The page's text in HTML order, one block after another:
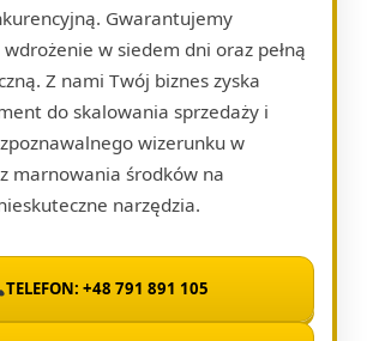
Gwarantujemy
w siedem dni oraz pełną
Z nami Twój biznes zyska
do skalowania sprzedaży i
wizerunku w
marnowania środków na
narzędzia.
TELEFON: +48 791 891 105